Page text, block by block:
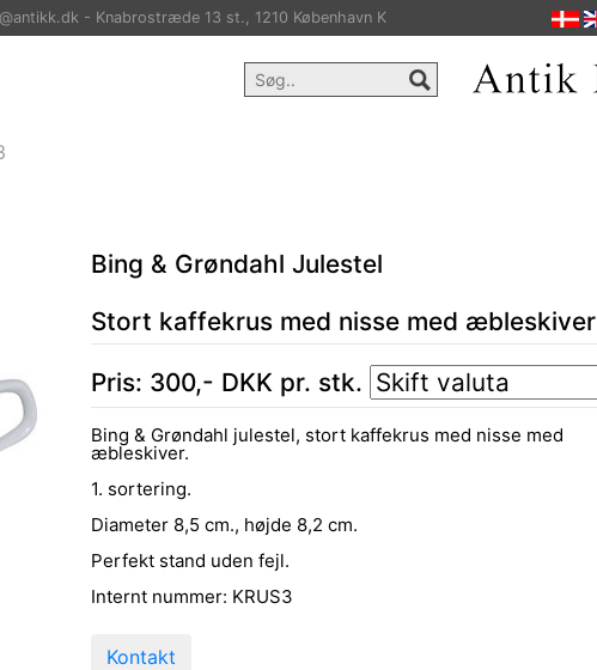
- Knabrostræde 13 st., 1210 København K
Bing & Grøndahl Julestel
Stort kaffekrus med nisse med æbleskiver
Pris: 300,- DKK pr. stk.
Bing & Grøndahl julestel, stort kaffekrus med nisse med
æbleskiver.
1. sortering.
Diameter 8,5 cm., højde 8,2 cm.
Perfekt stand uden fejl.
Internt nummer: KRUS3
Kontakt